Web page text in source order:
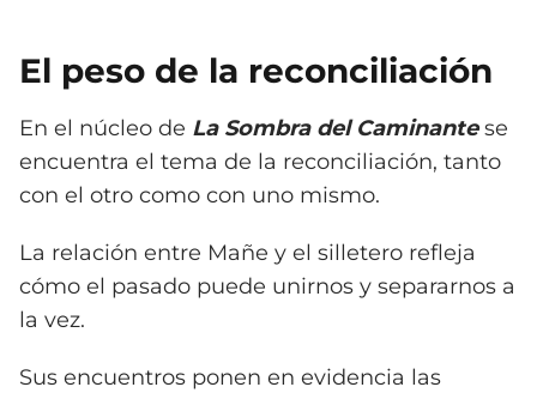
El peso de la reconciliación
En el núcleo de La Sombra del Caminantese
encuentra el tema de la reconciliación, tanto
con el otro como con uno mismo.
La relación entre Mañe y el silletero refleja
cómo el pasado puede unirnos y separarnos a
la vez.
Sus encuentros ponen en evidencia las